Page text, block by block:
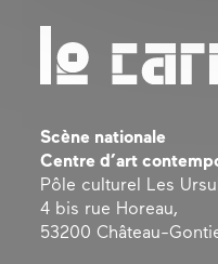
Scène nationale
Centre d’art
Pôle culturel Les
4 bis rue Horeau,
53200 Château-